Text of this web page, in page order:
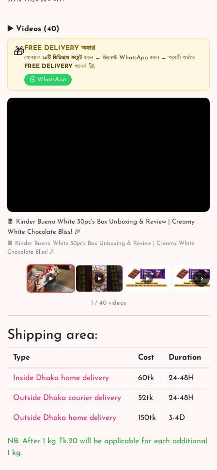
▶️ Videos (40)
🎁FREE DELIVERY অফার!
যেকোনো ১০টি ভিডিওতে কমেন্টকরুন → স্ক্রিনশট WhatsApp করুন → পরবর্তী অর্ডারে
FREE DELIVERY পাবেন! 🚀
WhatsApp
🍫 Kinder Bueno White 30pc's Box Unboxing & Review | Creamy
White Chocolate Bliss! 🎉
🍫 Kinder Bueno White 30pc's Box Unboxing & Review | Creamy White
Chocolate Bliss! 🎉
▶ ▶ ▶ ▶ ›
1 / 40 videos
Shipping area:
Type Cost Duration
Inside Dhaka home delivery 60tk 24-48H
Outside Dhaka courier delivery 52tk 24-48H
Outside Dhaka home delivery 150tk 3-4D
NB: After 1 kg Tk.20 will be applicable for each additional
1 kg.